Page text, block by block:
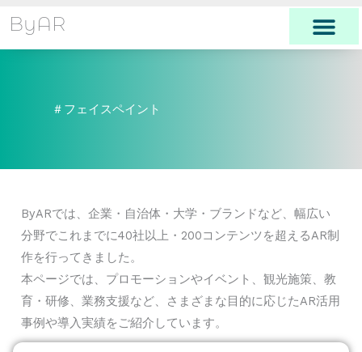
を
ByAR
＃フェイスペイント
ByARでは、企業・自治体・大学・ブランドなど、幅広い
分野でこれまでに40社以上・200コンテンツを超えるAR制
作を行ってきました。
本ページでは、プロモーションやイベント、観光施策、教
育・研修、業務支援など、さまざまな目的に応じたAR活用
事例や導入実績をご紹介しています。